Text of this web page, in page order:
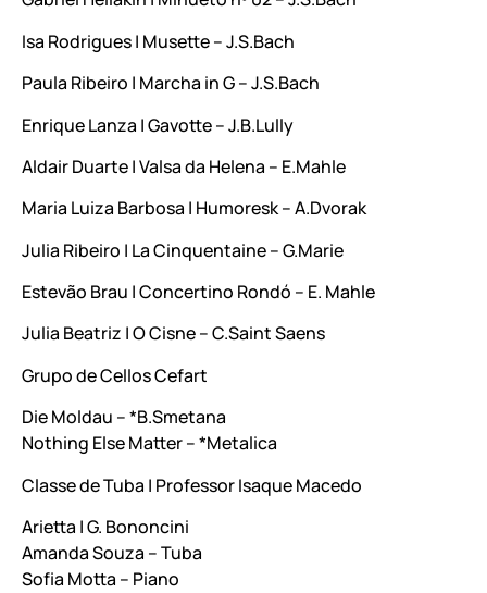
Isa Rodrigues | Musette – J.S.Bach
Paula Ribeiro | Marcha in G – J.S.Bach
Enrique Lanza | Gavotte – J.B.Lully
Aldair Duarte | Valsa da Helena – E.Mahle
Maria Luiza Barbosa | Humoresk – A.Dvorak
Julia Ribeiro | La Cinquentaine – G.Marie
Estevão Brau | Concertino Rondó – E. Mahle
Julia Beatriz | O Cisne – C.Saint Saens
Grupo de Cellos Cefart
Die Moldau – *B.Smetana
Nothing Else Matter – *Metalica
Classe de Tuba | Professor Isaque Macedo
Arietta | G. Bononcini
Amanda Souza – Tuba
Sofia Motta – Piano